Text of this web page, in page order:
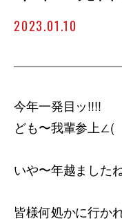
2023.01.10
今年一発目ッ!!!!
ども〜我輩参上∠(
いや〜年越ました
皆様何処かに行か